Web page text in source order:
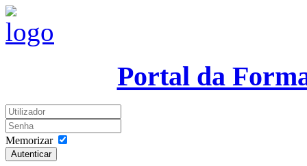
Portal da
Memorizar
Autenticar